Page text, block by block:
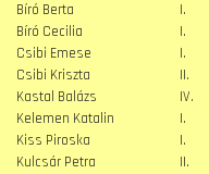
Bíró Berta
I.
Bíró Cecilia
I.
Csibi Emese
I.
Csibi Kriszta
II.
Kastal Balázs
IV.
Kelemen Katalin
I.
Kiss Piroska
I.
Kulcsár Petra
II.